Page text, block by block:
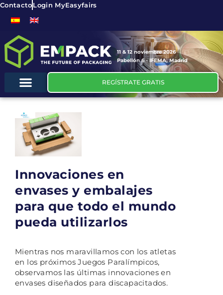
ContactoLogin MyEasyfairs
11 & 12 noviembre 2026
Pabellón 6 - IFEMA, Madrid
REGÍSTRATE GRATIS
Innovaciones en
envases y embalajes
para que todo el mundo
pueda utilizarlos
Mientras nos maravillamos con los atletas
en los próximos Juegos Paralímpicos,
observamos las últimas innovaciones en
envases diseñados para discapacitados.